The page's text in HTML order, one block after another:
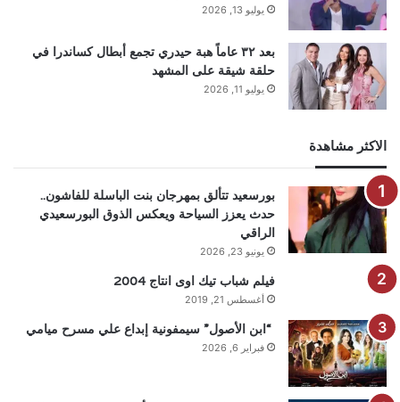
يوليو 13, 2026
بعد ٣٢ عاماً هبة حيدري تجمع أبطال كساندرا في
حلقة شيقة على المشهد
يوليو 11, 2026
الاكثر مشاهدة
بورسعيد تتألق بمهرجان بنت الباسلة للفاشون..
حدث يعزز السياحة ويعكس الذوق البورسعيدي
الراقي
يونيو 23, 2026
فيلم شباب تيك اوى انتاج 2004
أغسطس 21, 2019
“ابن الأصول” سيمفونية إبداع علي مسرح ميامي
فبراير 6, 2026